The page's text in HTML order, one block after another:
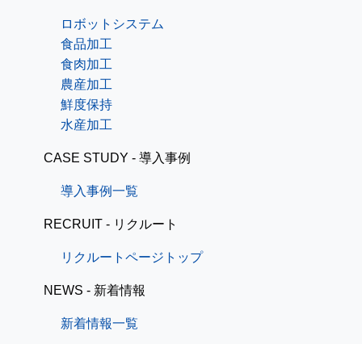
ロボットシステム
食品加工
食肉加工
農産加工
鮮度保持
水産加工
CASE STUDY - 導入事例
導入事例一覧
RECRUIT - リクルート
リクルートページトップ
NEWS - 新着情報
新着情報一覧